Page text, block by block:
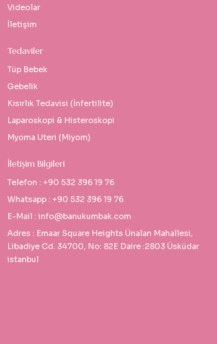
Videolar
İletişim
Tedaviler
Tüp Bebek
Gebelik
Kısırlık Tedavisi (İnfertilite)
Laparoskopi & Histeroskopi
Myoma Uteri (Miyom)
İletişim Bilgileri
Telefon : +90 532 396 19 76
Whatsapp : +90 532 396 19 76
E-Mail : info@banukumbak.com
Adres : Emaar Square Heights Ünalan Mahallesi,
Libadiye Cd. 34700, No: 82E Daire :2803 Üsküdar
istanbul